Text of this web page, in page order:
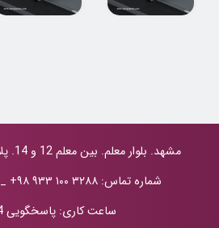
مشهد. بلوار معلم. بین معلم 12 و 14. پلاک 312. ساختمان288
شماره تماس:+۹۸ ۹۳۳ ۱۰۰ ۳۲۸۸ _
ساعت کاری: پاسخگویی 24 ساعته